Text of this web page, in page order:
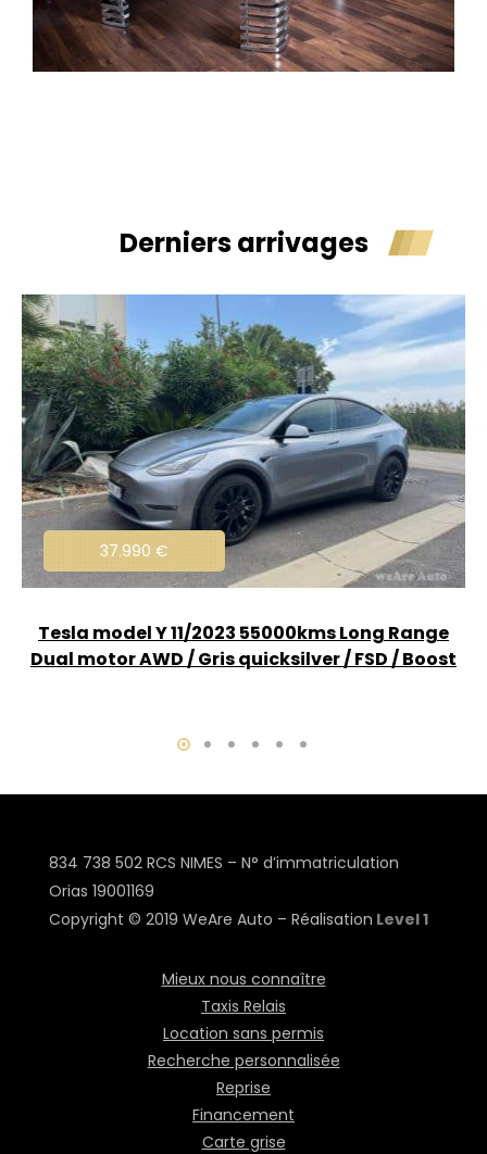
Derniers arrivages
37.990 €
Demande d'essai
Tesla model Y 11/2023 55000kms Long Range
Dual motor AWD / Gris quicksilver / FSD / Boost
834 738 502 RCS NIMES – N° d’immatriculation
Orias 19001169
Copyright © 2019 WeAre Auto – Réalisation Level 1
Mieux nous connaître
Taxis Relais
Location sans permis
Recherche personnalisée
Reprise
Financement
Carte grise